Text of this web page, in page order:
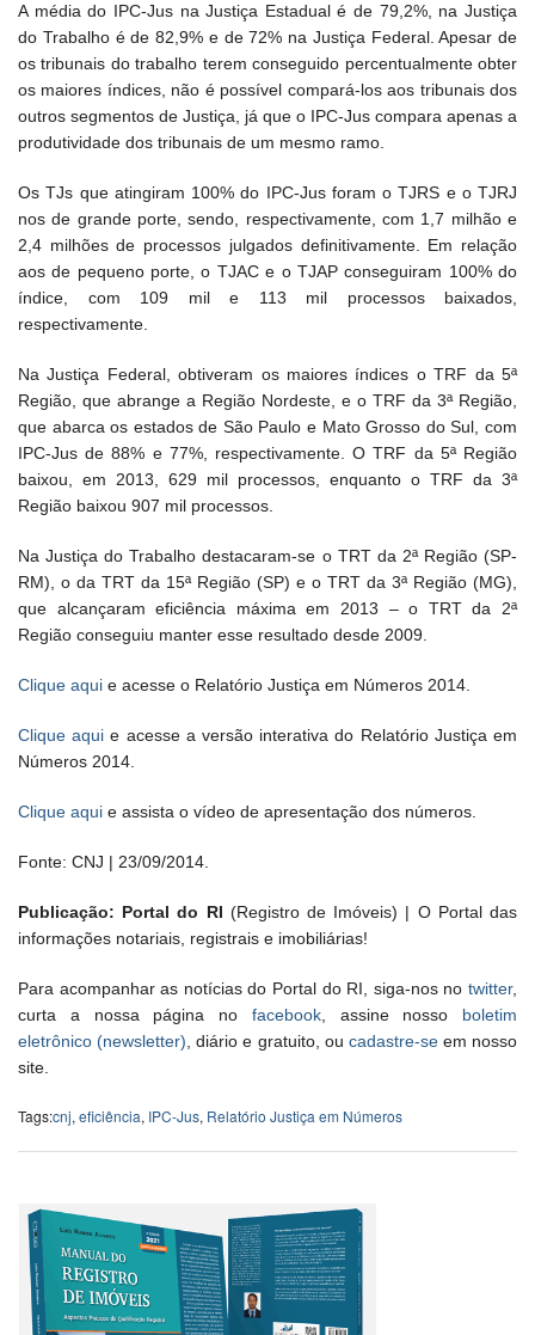
A média do IPC-Jus na Justiça Estadual é de 79,2%, na Justiça
do Trabalho é de 82,9% e de 72% na Justiça Federal. Apesar de
os tribunais do trabalho terem conseguido percentualmente obter
os maiores índices, não é possível compará-los aos tribunais dos
outros segmentos de Justiça, já que o IPC-Jus compara apenas a
produtividade dos tribunais de um mesmo ramo.
Os TJs que atingiram 100% do IPC-Jus foram o TJRS e o TJRJ
nos de grande porte, sendo, respectivamente, com 1,7 milhão e
2,4 milhões de processos julgados definitivamente. Em relação
aos de pequeno porte, o TJAC e o TJAP conseguiram 100% do
índice, com 109 mil e 113 mil processos baixados,
respectivamente.
Na Justiça Federal, obtiveram os maiores índices o TRF da 5ª
Região, que abrange a Região Nordeste, e o TRF da 3ª Região,
que abarca os estados de São Paulo e Mato Grosso do Sul, com
IPC-Jus de 88% e 77%, respectivamente. O TRF da 5ª Região
baixou, em 2013, 629 mil processos, enquanto o TRF da 3ª
Região baixou 907 mil processos.
Na Justiça do Trabalho destacaram-se o TRT da 2ª Região (SP-
RM), o da TRT da 15ª Região (SP) e o TRT da 3ª Região (MG),
que alcançaram eficiência máxima em 2013 – o TRT da 2ª
Região conseguiu manter esse resultado desde 2009.
Clique aqui e acesse o Relatório Justiça em Números 2014.
Clique aqui e acesse a versão interativa do Relatório Justiça em
Números 2014.
Clique aqui e assista o vídeo de apresentação dos números.
Fonte: CNJ | 23/09/2014.
Publicação: Portal do RI (Registro de Imóveis) | O Portal das
informações notariais, registrais e imobiliárias!
Para acompanhar as notícias do Portal do RI, siga-nos no twitter,
curta a nossa página no facebook, assine nosso boletim
eletrônico (newsletter) , diário e gratuito, ou cadastre-seem nosso
site.
Tags:cnj, eficiência, IPC-Jus, Relatório Justiça em Números